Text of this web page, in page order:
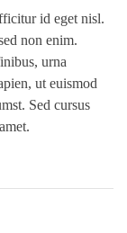
id eget nisl.
non enim.
urna
ut euismod
Sed cursus